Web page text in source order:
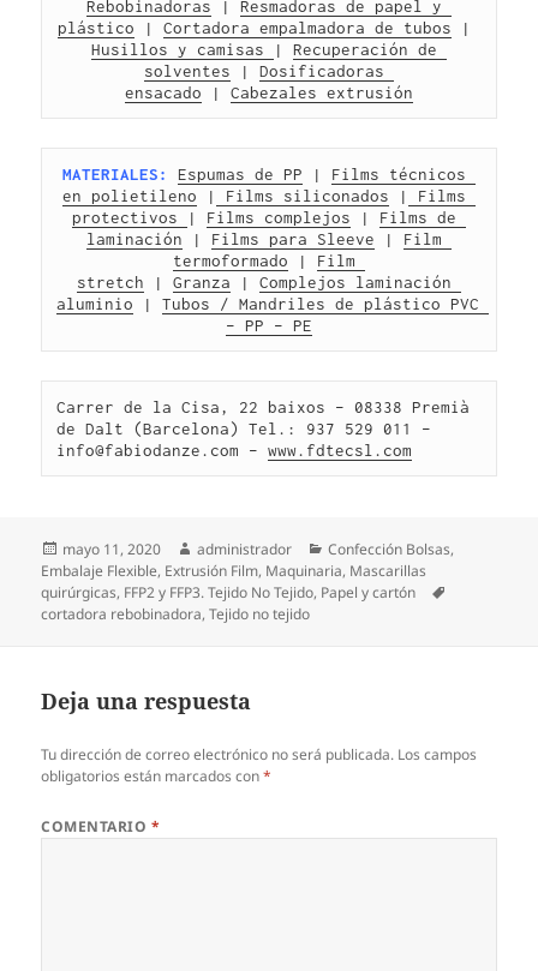
Rebobinadoras | Resmadoras de papel y
plástico | Cortadora empalmadora de tubos
Husillos y camisas
| Recuperación de
solventes | Dosificadoras
ensacado | Cabezales extrusión
MATERIALES: Espumas de PP | Films técnicos
en polietileno | Films siliconados |
Films
protectivos
| Films complejos | Films de
laminación | Films para Sleeve | Film
termoformado | Film
stretch | Granza | Complejos laminación
aluminio | Tubos / Mandriles de plástico PVC
– PP – PE
Carrer de la Cisa, 22 baixos – 08338 Premià
de Dalt (Barcelona) Tel.: 937 529 011 –
info@fabiodanze.com – www.fdtecsl.com
Publicado
el
mayo 11, 2020 Autor
administrador Categorías
Confección Bolsas,
Embalaje Flexible, Extrusión Film, Maquinaria, Mascarillas
quirúrgicas, FFP2 y FFP3. Tejido No Tejido, Papel y cartón
cortadora rebobinadora,Tejido no tejido
Deja una respuesta
Tu dirección de correo electrónico no será publicada. Los campos
obligatorios están marcados con*
COMENTARIO *